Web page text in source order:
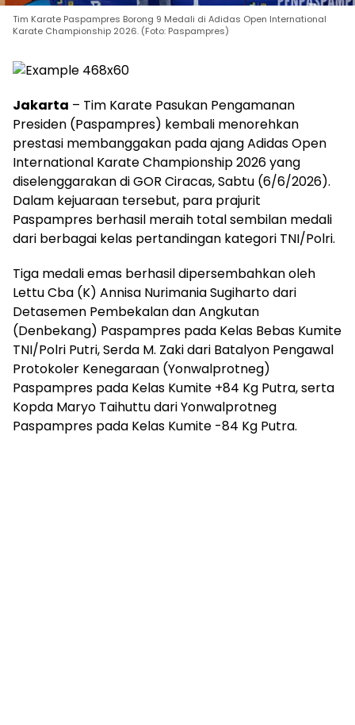
Tim Karate Paspampres Borong 9 Medali di Adidas Open International
Karate Championship 2026. (Foto: Paspampres)
Jakarta – Tim Karate Pasukan Pengamanan
Presiden (Paspampres) kembali menorehkan
prestasi membanggakan pada ajang Adidas Open
International Karate Championship 2026 yang
diselenggarakan di GOR Ciracas, Sabtu (6/6/2026).
Dalam kejuaraan tersebut, para prajurit
Paspampres berhasil meraih total sembilan medali
dari berbagai kelas pertandingan kategori TNI/Polri.
Tiga medali emas berhasil dipersembahkan oleh
Lettu Cba (K) Annisa Nurimania Sugiharto dari
Detasemen Pembekalan dan Angkutan
(Denbekang) Paspampres pada Kelas Bebas Kumite
TNI/Polri Putri, Serda M. Zaki dari Batalyon Pengawal
Protokoler Kenegaraan (Yonwalprotneg)
Paspampres pada Kelas Kumite +84 Kg Putra, serta
Kopda Maryo Taihuttu dari Yonwalprotneg
Paspampres pada Kelas Kumite -84 Kg Putra.